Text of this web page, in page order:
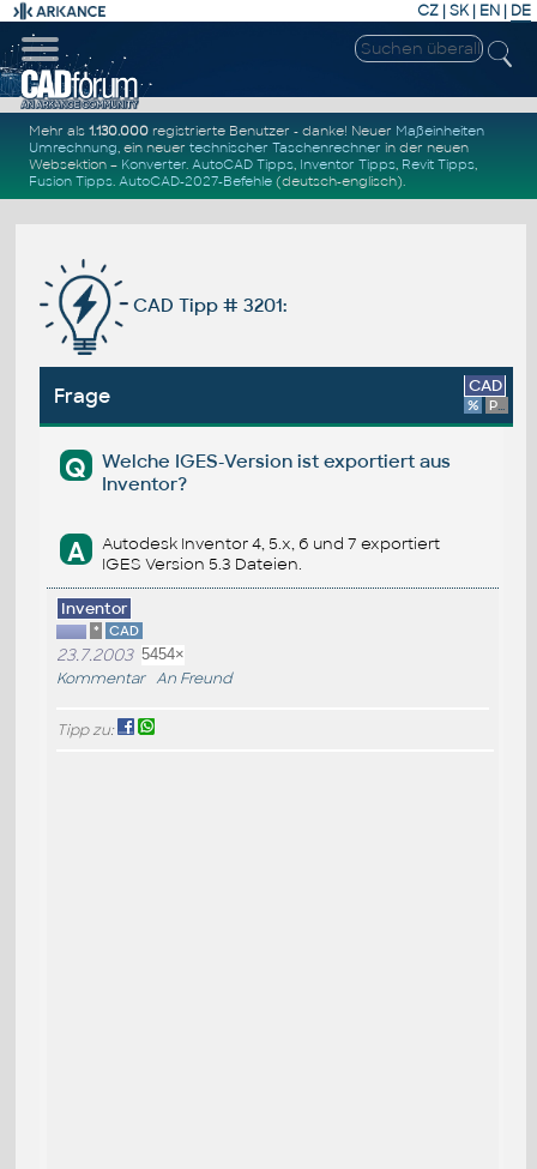
CZ | SK| EN | DE
Mehr als1.130.000 registrierte Benutzer - danke! Neuer Maßeinheiten
Umrechnung, ein neuertechnischer Taschenrechner in der neuen
Websektion – Konverter.AutoCAD Tipps, Inventor Tipps, Revit Tipps,
Fusion Tipps.AutoCAD-2027-Befehle (deutsch-englisch).
CAD Tipp # 3201:
Frage CAD
% Platform
Q
Welche IGES-Version ist exportiert aus
Inventor?
A
Autodesk Inventor 4, 5.x, 6 und 7 exportiert
IGES Version 5.3 Dateien.
Inventor
* CAD
23.7.2003 5454×
Kommentar An Freund
Tipp zu: